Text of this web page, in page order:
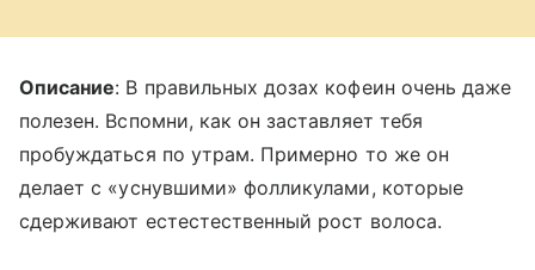
Описание: В правильных дозах кофеин очень даже
полезен. Вспомни, как он заставляет тебя
пробуждаться по утрам. Примерно то же он
делает с «уснувшими» фолликулами, которые
сдерживают естестественный рост волоса.